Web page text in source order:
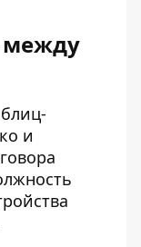
между
блиц-
и